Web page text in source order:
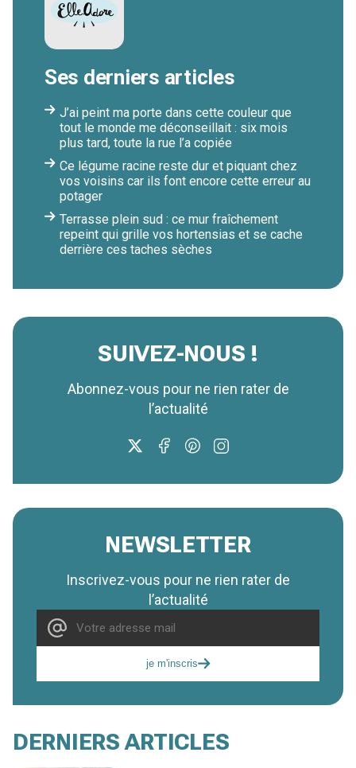
Ses derniers articles
J’ai peint ma porte dans cette couleur que
tout le monde me déconseillait : six mois
plus tard, toute la rue l’a copiée
Ce légume racine reste dur et piquant chez
vos voisins car ils font encore cette erreur au
potager
Terrasse plein sud : ce mur fraîchement
repeint qui grille vos hortensias et se cache
derrière ces taches sèches
SUIVEZ-NOUS !
Abonnez-vous pour ne rien rater de
l’actualité
NEWSLETTER
Inscrivez-vous pour ne rien rater de
l’actualité
je m'inscris
DERNIERS ARTICLES